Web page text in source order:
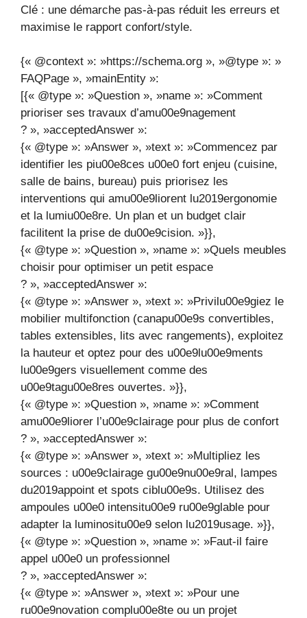
Clé : une démarche pas-à-pas réduit les erreurs et
maximise le rapport confort/style.
{« @context »: »https://schema.org », »@type »: »
FAQPage », »mainEntity »:
[{« @type »: »Question », »name »: »Comment
prioriser ses travaux d’amu00e9nagement
? », »acceptedAnswer »:
{« @type »: »Answer », »text »: »Commencez par
identifier les piu00e8ces u00e0 fort enjeu (cuisine,
salle de bains, bureau) puis priorisez les
interventions qui amu00e9liorent lu2019ergonomie
et la lumiu00e8re. Un plan et un budget clair
facilitent la prise de du00e9cision. »}},
{« @type »: »Question », »name »: »Quels meubles
choisir pour optimiser un petit espace
? », »acceptedAnswer »:
{« @type »: »Answer », »text »: »Privilu00e9giez le
mobilier multifonction (canapu00e9s convertibles,
tables extensibles, lits avec rangements), exploitez
la hauteur et optez pour des u00e9lu00e9ments
lu00e9gers visuellement comme des
u00e9tagu00e8res ouvertes. »}},
{« @type »: »Question », »name »: »Comment
amu00e9liorer l’u00e9clairage pour plus de confort
? », »acceptedAnswer »:
{« @type »: »Answer », »text »: »Multipliez les
sources : u00e9clairage gu00e9nu00e9ral, lampes
du2019appoint et spots ciblu00e9s. Utilisez des
ampoules u00e0 intensitu00e9 ru00e9glable pour
adapter la luminositu00e9 selon lu2019usage. »}},
{« @type »: »Question », »name »: »Faut-il faire
appel u00e0 un professionnel
? », »acceptedAnswer »:
{« @type »: »Answer », »text »: »Pour une
ru00e9novation complu00e8te ou un projet